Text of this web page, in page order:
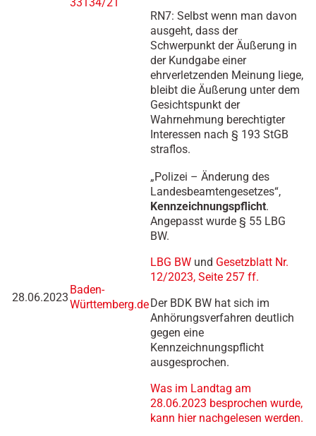
RN7: Selbst wenn man davon
ausgeht, dass der
Schwerpunkt der Äußerung in
der Kundgabe einer
ehrverletzenden Meinung liege,
bleibt die Äußerung unter dem
Gesichtspunkt der
Wahrnehmung berechtigter
Interessen nach § 193 StGB
straflos.
28.06.2023
Baden-
Württemberg.de
„Polizei – Änderung des
Landesbeamtengesetzes“,
Kennzeichnungspflicht.
Angepasst wurde § 55 LBG
BW.
LBG BW und Gesetzblatt Nr.
12/2023, Seite 257 ff.
Der BDK BW hat sich im
Anhörungsverfahren deutlich
gegen eine
Kennzeichnungspflicht
ausgesprochen.
Was im Landtag am
28.06.2023 besprochen wurde,
kann hier nachgelesen werden.